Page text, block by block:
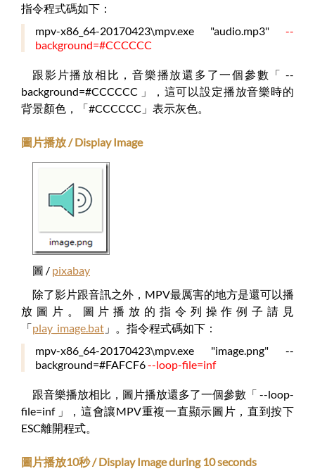
指令程式碼如下：
mpv-x86_64-20170423\mpv.exe "audio.mp3" --
background=#CCCCCC
跟影片播放相比，音樂播放還多了一個參數「 --
background=#CCCCCC 」，這可以設定播放音樂時的
背景顏色，「#CCCCCC」表示灰色。
圖片播放 / Display Image
圖 / pixabay
除了影片跟音訊之外，MPV最厲害的地方是還可以播
放圖片。圖片播放的指令列操作例子請見
「play_image.bat 」。指令程式碼如下：
mpv-x86_64-20170423\mpv.exe "image.png" --
background=#FAFCF6--loop-file=inf
跟音樂播放相比，圖片播放還多了一個參數「 --loop-
file=inf 」，這會讓MPV重複一直顯示圖片，直到按下
ESC離開程式。
圖片播放10秒 / Display Image during 10 seconds